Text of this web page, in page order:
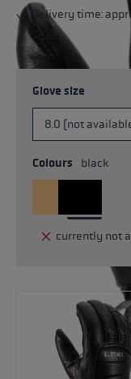
Average rating of
Delivery time:
Glove size
Colours black
currently not